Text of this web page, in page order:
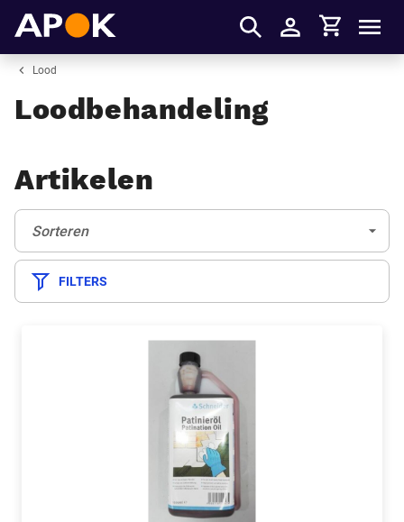
Inloggen
Winkelmandje
Lood
Loodbehandeling
Artikelen
Sorteren:
Sorteren
FILTERS